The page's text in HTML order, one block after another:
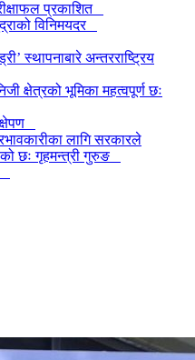
प्रकाशित
विनिमयदर
स्थापनाबारे अन्तरराष्ट्रिय
क्षेत्रको भूमिका महत्वपूर्ण छः
लागि सरकारले
छः गृहमन्त्री गुरुङ